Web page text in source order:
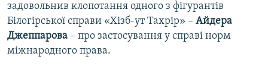
задовольнив клопотання одного з фігурантів
Білогірської справи «Хізб-ут Тахрір» – Айдера
Джеппарова – про застосування у справі норм
міжнародного права.